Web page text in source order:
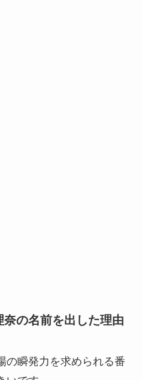
の名前を出した理由
の瞬発力を求められる番